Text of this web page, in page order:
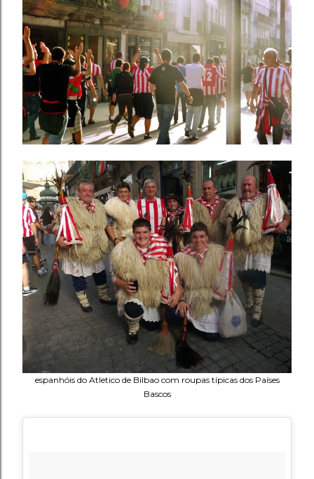
espanhóis do Atletico de Bilbao com roupas típicas dos Países
Bascos